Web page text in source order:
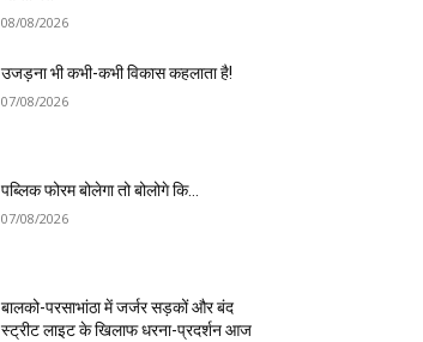
08/08/2026
उजड़ना भी कभी-कभी विकास कहलाता है!
07/08/2026
पब्लिक फोरम बोलेगा तो बोलोगे कि…
07/08/2026
बालको-परसाभांठा में जर्जर सड़कों और बंद
स्ट्रीट लाइट के खिलाफ धरना-प्रदर्शन आज